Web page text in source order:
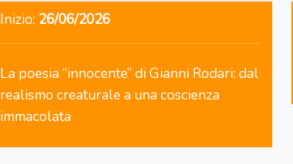
Inizio: 26/06/2026
La poesia “innocente” di Gianni Rodari: dal
realismo creaturale a una coscienza
immacolata